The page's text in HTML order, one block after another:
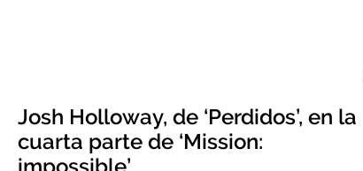
Josh Holloway, de ‘Perdidos’, en la
cuarta parte de ‘Mission: